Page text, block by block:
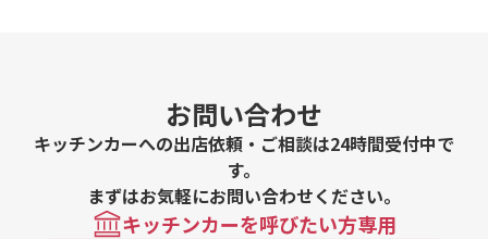
お問い合わせ
キッチンカーへの出店依頼・ご相談は24時間受付中で
す。
まずはお気軽にお問い合わせください。
キッチンカーを呼びたい方専用